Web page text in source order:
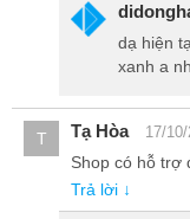
dạ hiện
xanh a
T Tạ Hòa 17/
Shop có hỗ trợ
Trả lời ↓